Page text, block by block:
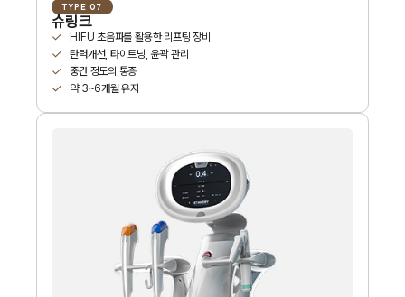
TYPE 07
슈링크
HIFU 초음파를 활용한 리프팅 장비
탄력개선, 타이트닝, 윤곽 관리
중간 정도의 통증
약 3~6개월 유지